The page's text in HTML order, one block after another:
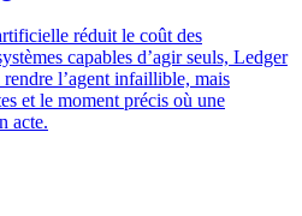
réduit le coût des
capables d’agir seuls, Ledger
l’agent infaillible, mais
et le moment précis où une
acte.